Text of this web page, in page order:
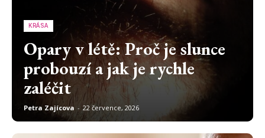
KRÁSA
Opary v létě: Proč je slunce
probouzí a jak je rychle
zaléčit
Petra Zajícova - 22 července, 2026